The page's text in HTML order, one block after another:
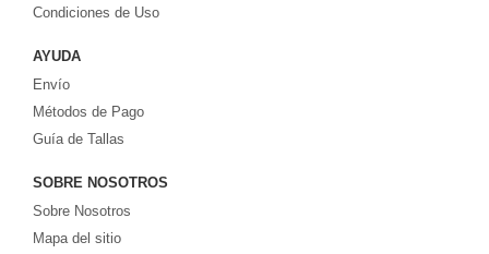
equipaciones, camisetas y un portero a partir de €17.6. Diseños de fútbol
Condiciones de Uso
AYUDA
Envío
Métodos de Pago
Guía de Tallas
SOBRE NOSOTROS
Sobre Nosotros
Mapa del sitio